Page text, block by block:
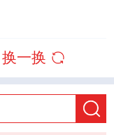
换一换